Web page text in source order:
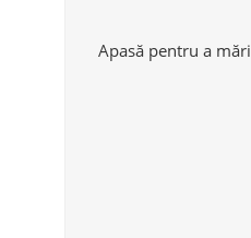
Apasă pentru a mări